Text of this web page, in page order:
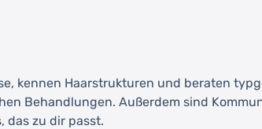
kennen Haarstrukturen und beraten
Behandlungen. Außerdem sind
das zu dir passt.